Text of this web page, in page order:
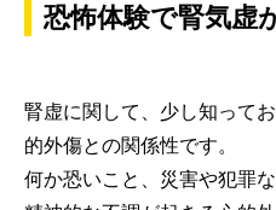
恐怖体験で腎気虚
腎虚に関して、少し知って
的外傷との関係性です。
何か恐いこと、災害や犯罪